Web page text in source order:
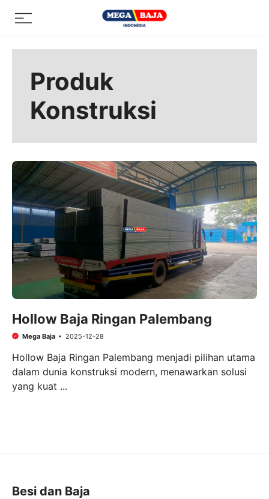
Menu
Produk
Konstruksi
Hollow Baja Ringan Palembang
Mega Baja 2025-12-28
Hollow Baja Ringan Palembang menjadi pilihan utama
dalam dunia konstruksi modern, menawarkan solusi
yang kuat ...
Besi dan Baja